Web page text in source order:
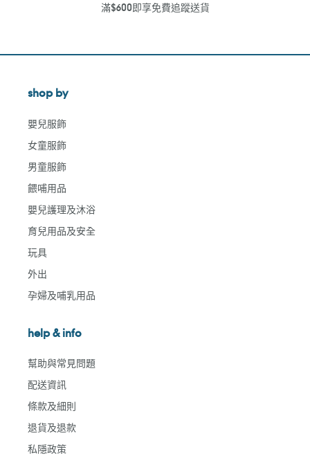
滿$600即享免費追蹤送貨
shop by
嬰兒服飾
女童服飾
男童服飾
餵哺用品
嬰兒護理及沐浴
育兒用品及安全
玩具
外出
孕婦及哺乳用品
help & info
幫助與常見問題
配送資訊
條款及細則
退貨及退款
私隱政策